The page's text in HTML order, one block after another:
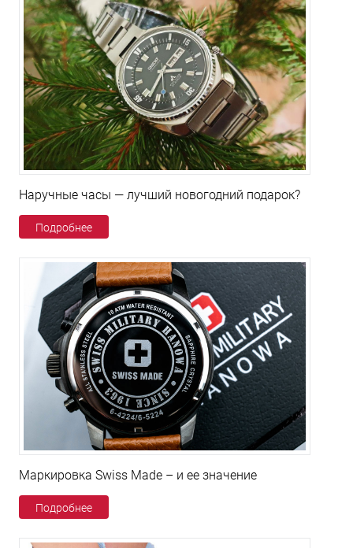
Наручные часы — лучший новогодний подарок?
Подробнее
Маркировка Swiss Made – и ее значение
Подробнее